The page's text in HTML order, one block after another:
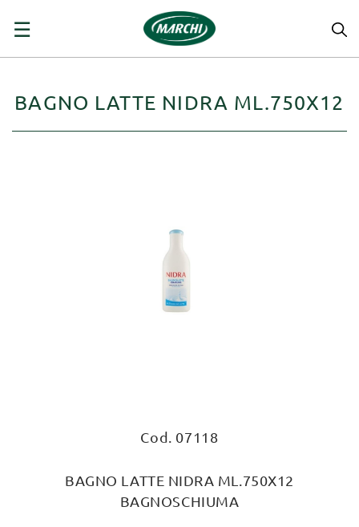
navigazione
☰
BAGNO LATTE NIDRA ML.750X12
Cod. 07118
BAGNO LATTE NIDRA ML.750X12
BAGNOSCHIUMA